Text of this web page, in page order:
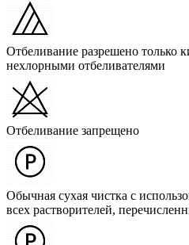
Отбеливание разрешено только
нехлорными отбеливателями
Отбеливание запрещено
Обычная сухая чистка с
всех растворителей,